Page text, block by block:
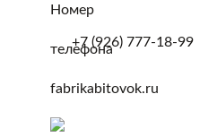
+7 (926) 777-18-99